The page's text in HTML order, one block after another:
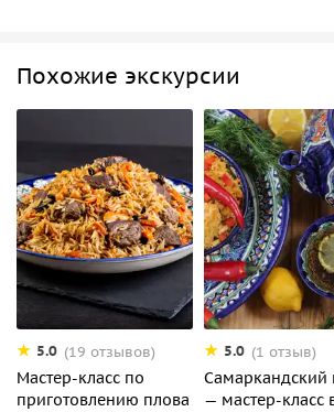
Похожие экскурсии
5.0 (19 отзывов)
Мастер-класс по
приготовлению плова
5.0 (1 отзыв)
Самаркандский
— мастер-класс